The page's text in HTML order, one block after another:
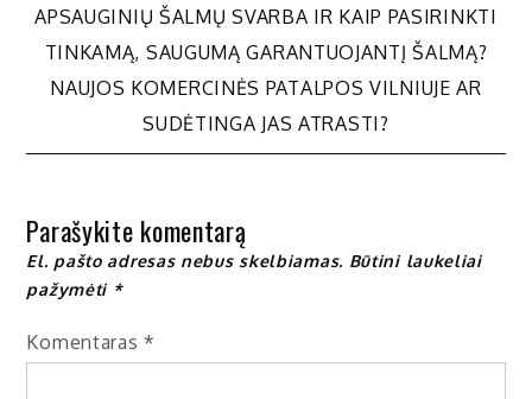
Navigacija
tarp
įrašų
APSAUGINIŲ ŠALMŲ SVARBA IR KAIP PASIRINKTI
TINKAMĄ, SAUGUMĄ GARANTUOJANTĮ ŠALMĄ?
NAUJOS KOMERCINĖS PATALPOS VILNIUJE AR
SUDĖTINGA JAS ATRASTI?
Parašykite komentarą
El. pašto adresas nebus skelbiamas. Būtini laukeliai
pažymėti *
Komentaras *